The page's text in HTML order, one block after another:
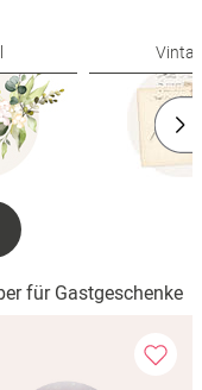
für Gastgeschenke